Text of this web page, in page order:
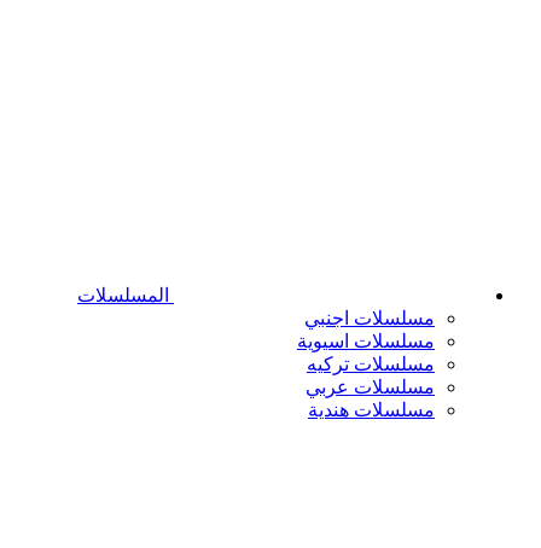
المسلسلات
مسلسلات اجنبي
مسلسلات اسيوية
مسلسلات تركيه
مسلسلات عربي
مسلسلات هندية